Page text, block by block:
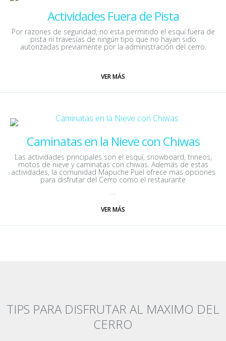
Actividades Fuera de Pista
Por razones de seguridad, no esta permitido el esquí fuera de
pista ni travesías de ningún tipo que no hayan sido
autorizadas previamente por la administración del cerro.
VER MÁS
Caminatas en la Nieve con Chiwas
Las actividades principales son el esquí, snowboard, trineos,
motos de nieve y caminatas con chiwas. Además de estas
actividades, la comunidad Mapuche Puel ofrece mas opciones
para disfrutar del Cerro como el restaurante
...
VER MÁS
TIPS PARA DISFRUTAR AL MAXIMO DEL
CERRO